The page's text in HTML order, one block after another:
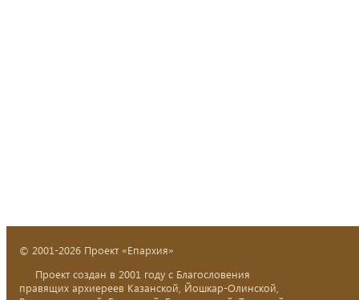
© 2001-2026 Проект «Епархия»
Проект создан в 2001 году с Благословения
правящих архиереев Казанской, Йошкар-Олинской,